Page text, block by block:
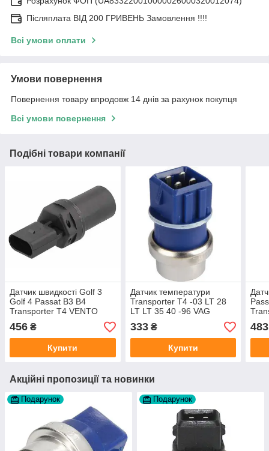
Післяплата ВІД 200 ГРИВЕНЬ Замовлення !!!!
Всі умови оплати
Умови повернення
Повернення товару впродовж 14 днів за рахунок покупця
Всі умови повернення
Подібні товари компанії
Датчик швидкості Golf 3
Golf 4 Passat B3 B4
Transporter T4 VENTO
виробник OSSCA
456 ₴
Купити
Датчик температури
Transporter T4 -03 LT 28
LT LT 35 40 -96 VAG
701919369C виробник
Vernet Франція
333₴
Купити
483
Акційні пропозиції та новинки
Подарунок Подарунок